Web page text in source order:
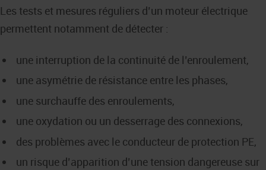
Les tests et mesures réguliers d’un moteur électrique
permettent notamment de détecter :
une interruption de la continuité de l’enroulement,
une asymétrie de résistance entre les phases,
une surchauffe des enroulements,
une oxydation ou un desserrage des connexions,
des problèmes avec le conducteur de protection PE,
un risque d’apparition d’une tension dangereuse sur